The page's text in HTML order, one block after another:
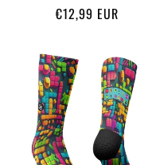
Prix
€12,99 EUR